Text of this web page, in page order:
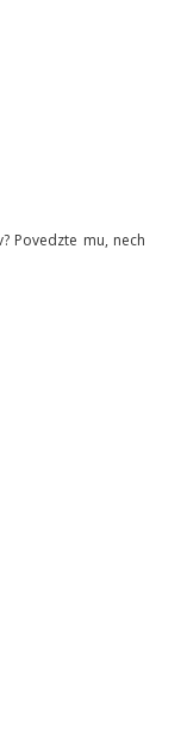
Povedzte mu, nech